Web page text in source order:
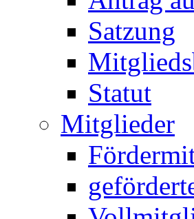
Satzung
Statut
Mitglieder